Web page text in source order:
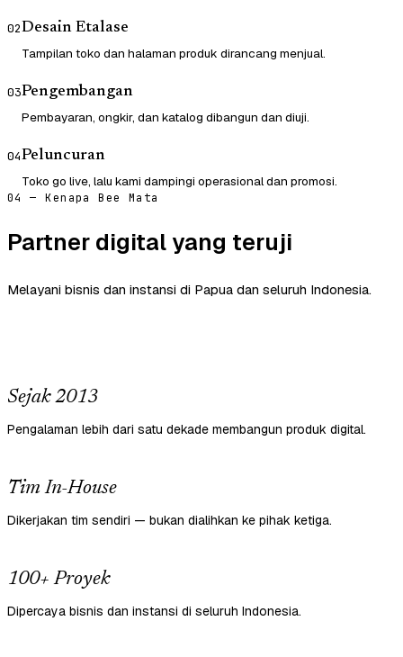
02Desain Etalase
Tampilan toko dan halaman produk dirancang menjual.
03Pengembangan
Pembayaran, ongkir, dan katalog dibangun dan diuji.
04Peluncuran
Toko go live, lalu kami dampingi operasional dan promosi.
04 — Kenapa Bee Mata
Partner digital yang teruji
Melayani bisnis dan instansi di Papua dan seluruh Indonesia.
Sejak 2013
Pengalaman lebih dari satu dekade membangun produk digital.
Tim In-House
Dikerjakan tim sendiri — bukan dialihkan ke pihak ketiga.
100+ Proyek
Dipercaya bisnis dan instansi di seluruh Indonesia.